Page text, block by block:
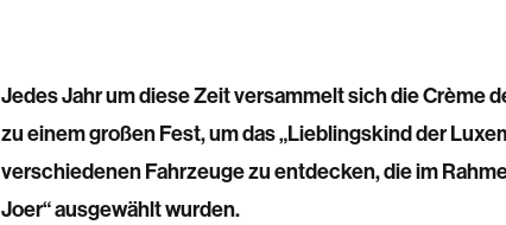
Jedes Jahr um diese Zeit versammelt sich die Crème
zu einem großen Fest, um das „Lieblingskind der
verschiedenen Fahrzeuge zu entdecken, die im
Joer“ ausgewählt wurden.